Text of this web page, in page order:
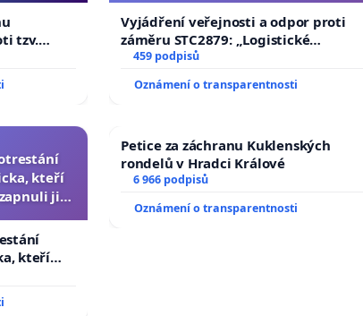
tzv.
Vyjádření veřejnosti a odpor proti
záměru STC2879: „Logistické
centrum FCC Sluštice“
459 podpisů
Oznámení o transparentnosti
kteří
ji a
kteří
ji a
Petice za záchranu Kuklenských
rondelů v Hradci Králové
6 966 podpisů
Oznámení o transparentnosti